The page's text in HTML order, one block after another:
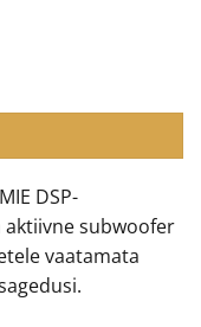
DSP-
subwoofer
vaatamata